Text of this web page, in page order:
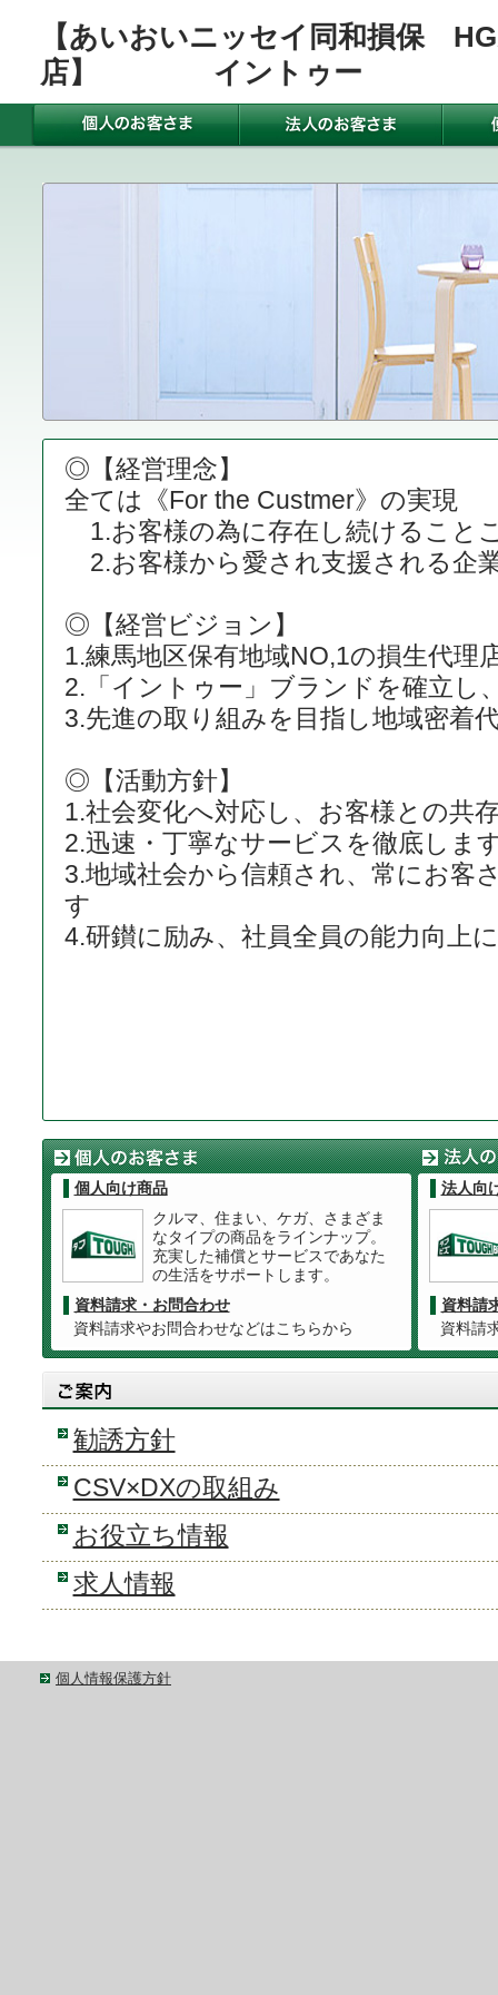
【あいおいニッセイ同和損保
店】 イントゥー
◎【経営理念】
全ては《For the Custmer》の実現
1.お客様の為に存在し続けること
2.お客様から愛され支援される企
◎【経営ビジョン】
1.練馬地区保有地域NO,1の損生代理
2.「イントゥー」ブランドを確立し
3.先進の取り組みを目指し地域密着
◎【活動方針】
1.社会変化へ対応し、お客様との共
2.迅速・丁寧なサービスを徹底しま
3.地域社会から信頼され、常にお客
す
4.研鑚に励み、社員全員の能力向上
個人向け商品
クルマ、住まい、ケガ、さまざま
なタイプの商品をラインナップ。
充実した補償とサービスであなた
の生活をサポートします。
資料請求・お問合わせ
資料請求やお問合わせなどはこちらから
法人向
資料請
資料請
勧誘方針
CSV×DXの取組み
お役立ち情報
求人情報
個人情報保護方針